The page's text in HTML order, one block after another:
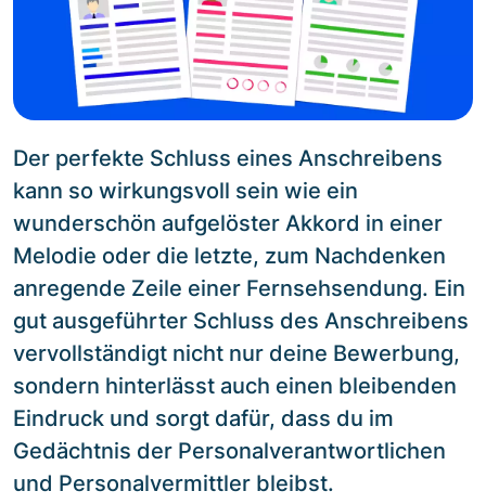
Der perfekte Schluss eines Anschreibens
kann so wirkungsvoll sein wie ein
wunderschön aufgelöster Akkord in einer
Melodie oder die letzte, zum Nachdenken
anregende Zeile einer Fernsehsendung. Ein
gut ausgeführter Schluss des Anschreibens
vervollständigt nicht nur deine Bewerbung,
sondern hinterlässt auch einen bleibenden
Eindruck und sorgt dafür, dass du im
Gedächtnis der Personalverantwortlichen
und Personalvermittler bleibst.